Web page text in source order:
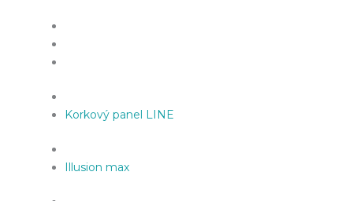
Korkový panel LINE
Illusion max